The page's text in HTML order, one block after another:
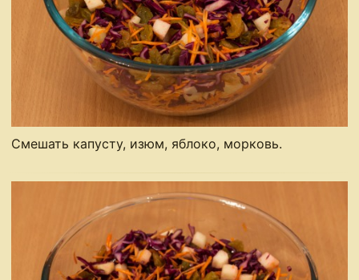
Смешать капусту, изюм, яблоко, морковь.